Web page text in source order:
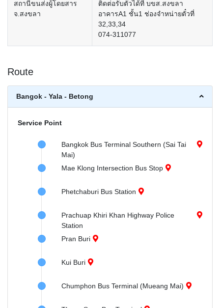
สถานีขนส่งผู้โดยสาร
จ.สงขลา
ติดต่อรับตั๋วได้ที่ บขส.สงขลา
อาคารA1 ชั้น1 ช่องจำหน่ายตั๋วที่
32,33,34
074-311077
Route
Bangok - Yala - Betong
Service Point
Bangkok Bus Terminal Southern (Sai Tai
Mai)
Mae Klong Intersection Bus Stop
Phetchaburi Bus Station
Prachuap Khiri Khan Highway Police
Station
Pran Buri
Kui Buri
Chumphon Bus Terminal (Mueang Mai)